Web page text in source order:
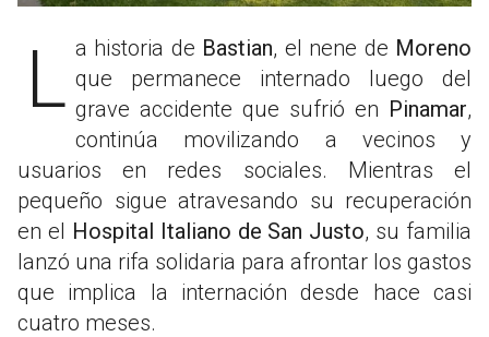
La historia de Bastian, el nene de Moreno
que permanece internado luego del
grave accidente que sufrió en Pinamar,
continúa movilizando a vecinos y
usuarios en redes sociales. Mientras el
pequeño sigue atravesando su recuperación
en el Hospital Italiano de San Justo, su familia
lanzó una rifa solidaria para afrontar los gastos
que implica la internación desde hace casi
cuatro meses.